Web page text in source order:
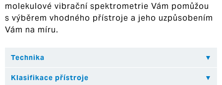
molekulové vibrační spektrometrie Vám pomůžou
s výběrem vhodného přístroje a jeho uzpůsobením
Vám na míru.